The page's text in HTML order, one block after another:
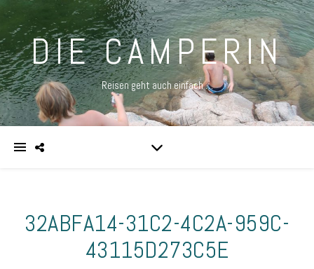
DIE CAMPERIN
Reisen geht auch einfach …
32ABFA14-31C2-4C2A-959C-
43115D273C5E